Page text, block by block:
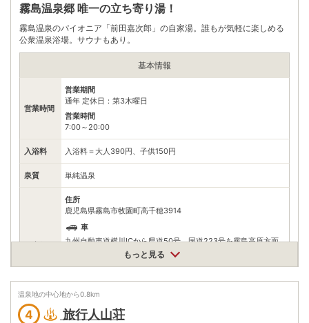
※ 料金情報は税込・税抜表記が混ざっております。正しい金額はご利用前にご
自身でお問合せください。
霧島温泉郷 唯一の立ち寄り湯！
霧島温泉のパイオニア「前田嘉次郎」の自家湯。誰もが気軽に楽しめる
公衆温泉浴場。サウナもあり。
基本情報
営業時間
営業期間
通年 定休日：第3木曜日
営業時間
7:00～20:00
入浴料 入浴料＝大人390円、子供150円
泉質 単純温泉
アクセス
住所
鹿児島県霧島市牧園町高千穂3914
車
九州自動車道横川ICから県道50号、国道223号を霧島高原方面
公共交通機関
JR日豊本線霧島神宮駅から鹿児島交通霧島いわさきホテル行き
駐車場 無料（30台）
もっと見る
温泉地の中心地から0.8km
4 旅行人山荘